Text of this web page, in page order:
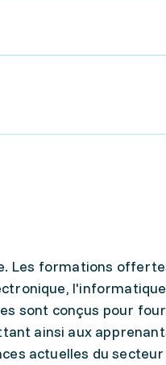
Les formations
sont conçus pour
ainsi aux
actuelles du secteur